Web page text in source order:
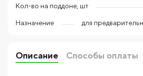
Кол-во на поддоне, шт
Назначение для
Описание Способы оплаты